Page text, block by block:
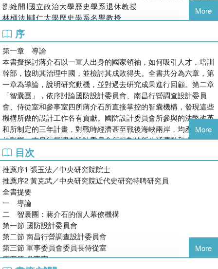
得人才者得天下，失人才者失天下。本書不僅挑戰學界既有的
幾種研究典範，為民國政治史和學術文化史提供另一種觀察視
角，政商界人士和關心歷史未來走向的一般讀者，也可從書中
獲得靈感和借鏡。
推薦語
張瑞德、馮啟宏二先生近日以《蔣介石的人才庫與現代中國的
命運》書稿見示，讀之大有所獲。有關蔣介石的研究，專書和
論文不知凡幾，研究蔣介石如何網羅人才、如何訓練人才者，
前此的研究尚很片面，本書的研究則相當全面。
——張玉法／中央研究院院士
兩位作者無意為蔣中正是好人還是壞人繼續爭論，而是透過實
證研究，探討蔣中正在1931年九一八國難後下野，針對手下沒
有幾個可引為臂助的文武人才，力求有以匡正，於是從識拔、
培養、訓練和考核人才來彌補遺憾。
——陳永發/中央研究院院士
政治是一種藝術，說蔣介石會「玩政治」，並非不敬之語。近
年有越來越多人對蔣介石的批評有趨好之勢，原因之一是他用
人有一套。兩位作者是近現代史的方家，道出了蔣介石養士的
「祕笈」和用人的「祕辛」，很值得一讀。
——呂芳上/中央研究院近史所兼任研究員
本書以紮實的史料為基礎，針對蔣介石在人才方面的政策，敘
識中心主任、稻江科技暨管理學院副教授兼研發長、大仁科技
大學教授兼國際暨兩岸事務處處長，現任臺灣崑山科技大學旅
遊文化系教授兼民生應用學院院長。主要著作包括專書：《政
治大學歷史叢書第一輯：法西斯主義與中國三○年代政治》、
《戰國策派之研究》及《從講習所到研究院：國民黨的幹部訓
練》及相關論文數十篇。
劉維開∣國立政治大學歷史學系退休教授
林桶法∣輔仁大學歷史學系名譽教授
江仲淵∣「歷史說書人 History Storyteller」團隊創辦人
鄭俊德∣閱讀人社群主編
More
序
第一章 導論
本書擬探討蔣介石以一軍人出身的國家領袖，如何吸引人才，培訓
幹部，協助其治理中國，並檢討其成敗得失。全書共分為六章，第
一章為導論，說明研究動機，並對過去研究成果進行回顧。第二章
「智囊團」，依序討論國防設計委員會、南昌行營調查設計委員
會、侍從室和參事室四所蔣介石所直接掌控的智囊機構，發現這些
機構所做的設計工作各有貢獻。國防設計委員會所參與的法幣改革
和所制定的三年計畫，對戰時經濟甚至戰後海峽兩岸，均產生深遠
的影響；南昌行營調查設計委員會所規劃的新生活運動和中國文化
學會，對於協助「政治剿共」和「文化剿共」，也發生了一定的作
用；侍從室在黨政政策研究方面，對後世影響最大的成果，即為
1945年國民黨六全大會政綱的研擬。侍從室彙整黨內各派立場各異
的政策意見，整合為大多數人均能接受的政綱，將國民黨的經濟政
策，由傾向統制經濟（計畫經濟）轉型為計畫自由經濟，並且嘗試
建立社會安全體系，對於日後台灣的經濟發展與社會福利建設，產
生深遠的影響。在外交方面，侍從室第五組和國防設計委員會在戰
前為蔣介石最重要的諮詢機構。
1938年蔣介石在陳布雷的建議下設立參事室，1941年蔣又命陳布
雷和王寵惠在國防最高委員會內設置國際問題討論會，專門研究戰
More
目次
推薦序1 張玉法／中央研究院院士
推薦序2 黃克武／中央研究院近代史研究特聘研究員
全書提要
一 導論
二 智囊團：蔣介石的個人幕僚機構
第一節 國防設計委員會
第二節 南昌行營調查設計委員會
第三節 軍事委員會委員長侍從室
第四節 參事室
More